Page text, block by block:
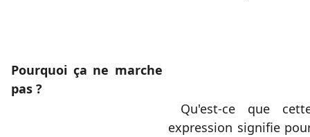
Pourquoi ça ne marche
pas ?
Qu'est-ce que
expression signifie